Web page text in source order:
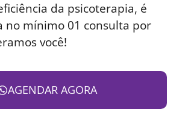
da psicoterapia, é
no mínimo 01 consulta por
você!
AGENDAR AGORA